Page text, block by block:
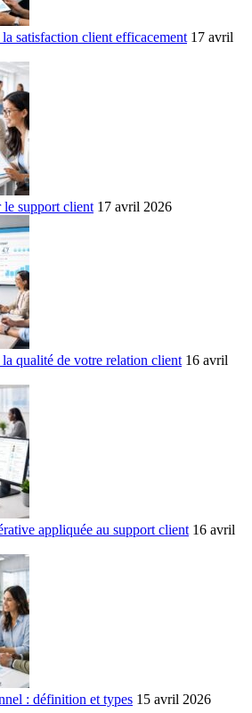
satisfaction client efficacement 17 avril
support client 17 avril 2026
qualité de votre relation client 16 avril
appliquée au support client 16 avril
: définition et types 15 avril 2026